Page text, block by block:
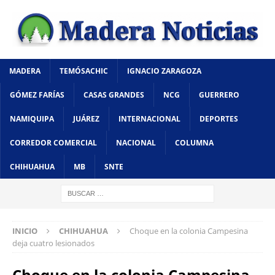
MADERA TEMÓSACHIC IGNACIO ZARAGOZA
GÓMEZ FARÍAS CASAS GRANDES NCG GUERRERO
NAMIQUIPA JUÁREZ INTERNACIONAL DEPORTES
CORREDOR COMERCIAL NACIONAL COLUMNA
CHIHUAHUA MB SNTE
INICIO CHIHUAHUA
Choque en la colonia Campesina
deja cuatro lesionados